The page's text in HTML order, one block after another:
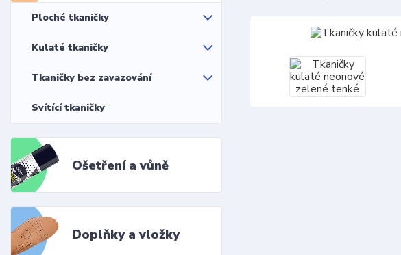
Ploché tkaničky
Kulaté tkaničky
Tkaničky bez zavazování
Svítící tkaničky
Ošetření a vůně
Doplňky a vložky